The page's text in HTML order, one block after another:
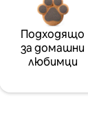
Подходящо
за домашни
любимци